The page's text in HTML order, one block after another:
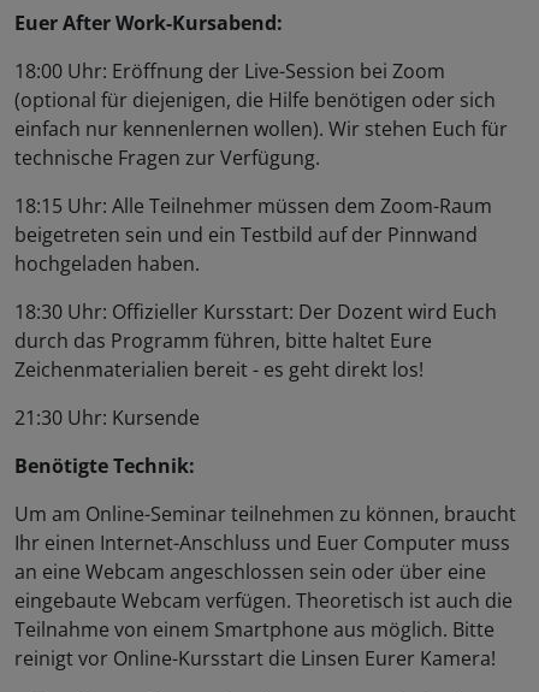
Euer After Work-Kursabend:
18:00 Uhr: Eröffnung der Live-Session bei Zoom
(optional für diejenigen, die Hilfe benötigen oder sich
einfach nur kennenlernen wollen). Wir stehen Euch für
technische Fragen zur Verfügung.
18:15 Uhr: Alle Teilnehmer müssen dem Zoom-Raum
beigetreten sein und ein Testbild auf der Pinnwand
hochgeladen haben.
18:30 Uhr: Offizieller Kursstart: Der Dozent wird Euch
durch das Programm führen, bitte haltet Eure
Zeichenmaterialien bereit - es geht direkt los!
21:30 Uhr: Kursende
Benötigte Technik:
Um am Online-Seminar teilnehmen zu können, braucht
Ihr einen Internet-Anschluss und Euer Computer muss
an eine Webcam angeschlossen sein oder über eine
eingebaute Webcam verfügen. Theoretisch ist auch die
Teilnahme von einem Smartphone aus möglich. Bitte
reinigt vor Online-Kursstart die Linsen Eurer Kamera!